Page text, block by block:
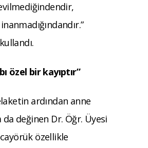
özel bir kayıptır”
ardından anne
da değinen Dr. Öğr. Üyesi
özellikle